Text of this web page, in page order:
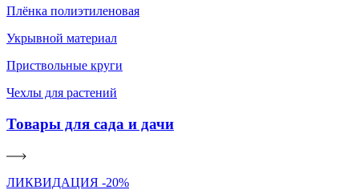
Плёнка полиэтиленовая
Укрывной материал
Приствольные круги
Чехлы для растений
Товары для сада и дачи
ЛИКВИДАЦИЯ -20%